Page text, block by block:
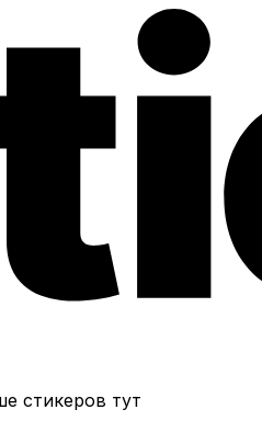
стикеров тут